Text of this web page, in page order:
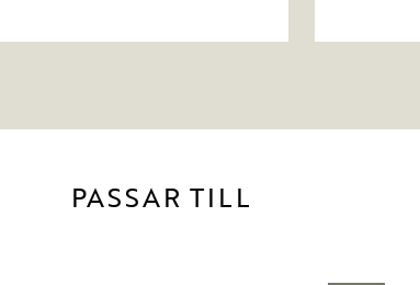
PASSAR TILL